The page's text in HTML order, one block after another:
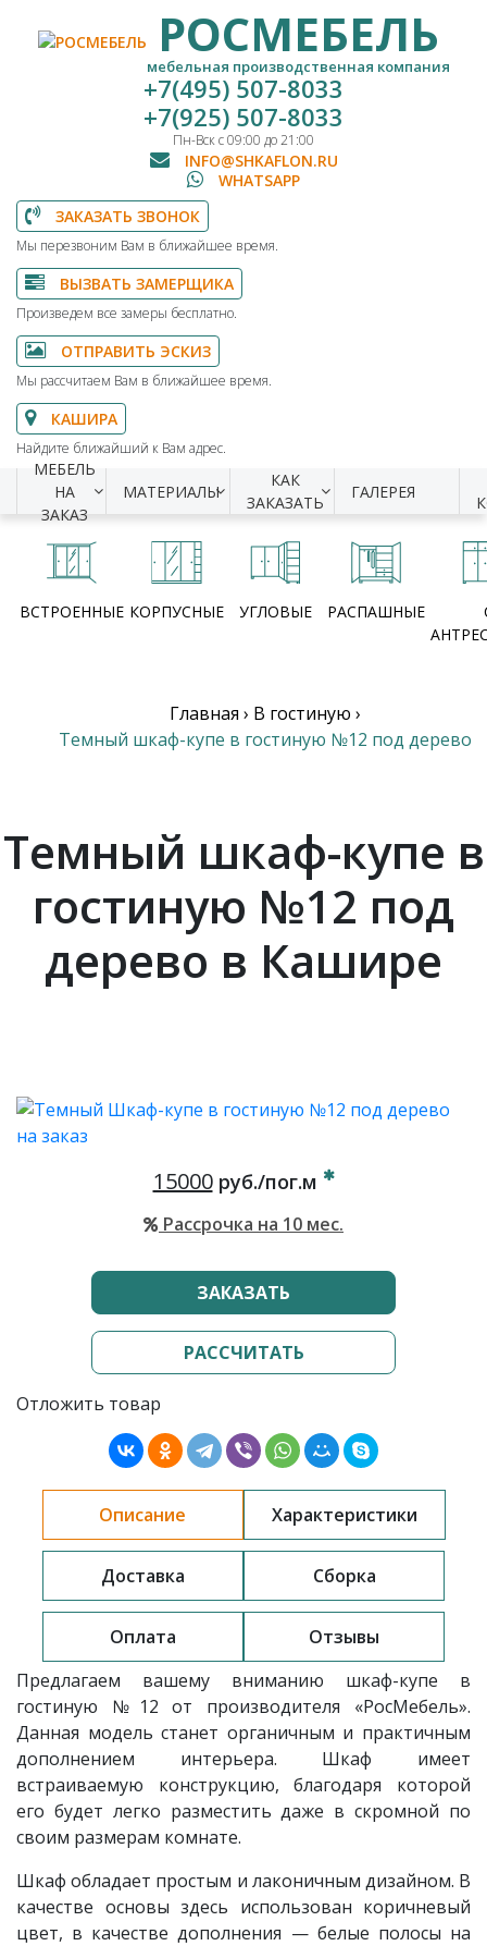
РОСМЕБЕЛЬ
мебельная производственная компания
+7(495) 507-8033
+7(925) 507-8033
Пн-Вск с 09:00 до 21:00
INFO@SHKAFLON.RU
WHATSAPP
ЗАКАЗАТЬ ЗВОНОК
Мы перезвоним Вам в ближайшее время.
ВЫЗВАТЬ ЗАМЕРЩИКА
Произведем все замеры бесплатно.
ОТПРАВИТЬ ЭСКИЗ
Мы рассчитаем Вам в ближайшее время.
КАШИРА
Найдите ближайший к Вам адрес.
МЕБЕЛЬ
НА
ЗАКАЗ
МАТЕРИАЛЫ
КАК
ЗАКАЗАТЬ
ГАЛЕРЕЯ
ВСТРОЕННЫЕ КОРПУСНЫЕ УГЛОВЫЕ РАСПАШНЫЕ
Главная › В гостиную ›
Темный шкаф-купе в гостиную №12 под дерево
Темный шкаф-купе в
гостиную №12 под
дерево в Кашире
15000руб./пог.м
Рассрочка на 10 мес.
ЗАКАЗАТЬ
РАССЧИТАТЬ
Отложить товар
Описание Характеристики
Доставка Сборка
Оплата
Отзывы
Предлагаем вашему вниманию шкаф-купе в
гостиную №12 от производителя «РосМебель».
Данная модельстанет органичным и практичным
дополнением интерьера. Шкаф имеет
встраиваемую конструкцию, благодаря которой
его будет легко разместить даже в скромной по
своим размерам комнате.
Шкаф обладает простым и лаконичным дизайном. В
качестве основы здесь использован коричневый
цвет, в качестве дополнения — белые полосы на